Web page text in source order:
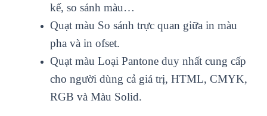
kế, so sánh màu…
Quạt màu So sánh trực quan giữa in màu
pha và in ofset.
Quạt màu Loại Pantone duy nhất cung cấp
cho người dùng cả giá trị, HTML, CMYK,
RGB và Màu Solid.